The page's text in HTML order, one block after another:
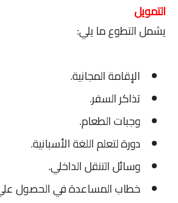
التمويل
يشمل التطوع ما يلي:
الإقامة المجانية.
تذاكر السفر.
وجبات الطعام.
دورة لتعلم اللغة الأسبانية.
وسائل التنقل الداخلي.
خطاب المساعدة في الحصول علي